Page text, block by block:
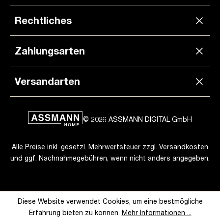
modernem Design und vielfältigen Farb- und
Stoffoptionen passen sie sich harmonisch in jede
Büroumgebung ein und verleihen Ihrem Arbeitsplatz
eine professionelle Note.
Bestellen Sie noch heute und
genießen Sie den Komfort und die Umweltfreundlichkeit
unserer Bürostühle!
Rechtliches
Zahlungsarten
Versandarten
© 2026 ASSMANN DIGITAL GmbH
Alle Preise inkl. gesetzl. Mehrwertsteuer zzgl. Versandkosten
und ggf. Nachnahmegebühren, wenn nicht anders angegeben.
Diese Website verwendet Cookies, um eine bestmögliche
Erfahrung bieten zu können. Mehr Informationen ...